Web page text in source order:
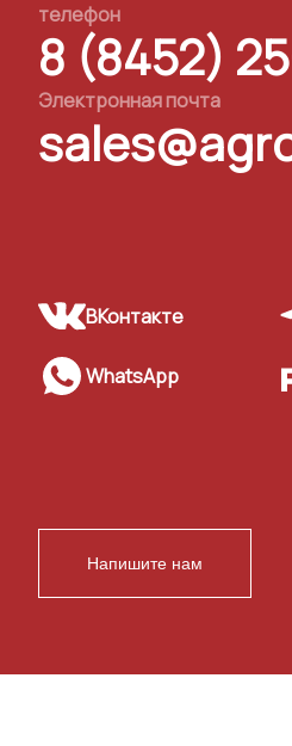
телефон
8 (8452)
Электронная почта
ВКонтакте
WhatsApp
Напишите нам